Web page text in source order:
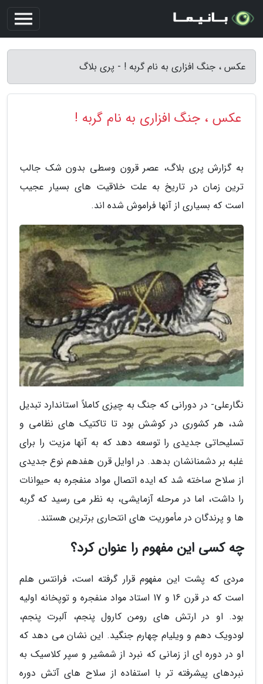
عکس ، جنگ افزاری به نام گربه ! - پری بلاگ
عکس ، جنگ افزاری به نام گربه !
به گزارش پری بلاگ، عصر قرون وسطی بدون شک جالب
ترین زمان در تاریخ به علت خلاقیت های بسیار عجیب
است که بسیاری از آنها فراموش شده اند.
نگارعلی- در دورانی که جنگ به چیزی کاملاً استاندارد تبدیل
شد، هر کشوری در کوشش بود تا تاکتیک های نظامی و
تسلیحاتی جدیدی را توسعه دهد که به آنها مزیت را برای
غلبه بر دشمنانشان بدهد. در اوایل قرن هفدهم نوع جدیدی
از سلاح ساخته شد که ایده اتصال مواد منفجره به حیوانات
را داشت، اما در مرحله آزمایشی، به نظر می رسید که گربه
ها و پرندگان در مأموریت های انتحاری برترین هستند.
چه کسی این مفهوم را عنوان کرد؟
مردی که پشت این مفهوم قرار گرفته است، فرانتس هلم
است که در قرن 16 و 17 استاد مواد منفجره و توپخانه اولیه
بود. او در ارتش های رومن کارول پنجم، آلبرت پنجم،
لودویک دهم و ویلیام چهارم جنگید. این نشان می دهد که
او در دوره ای از زمانی که نبرد از شمشیر و سپر کلاسیک به
نبردهای پیشرفته تر با استفاده از سلاح های آتش دوره